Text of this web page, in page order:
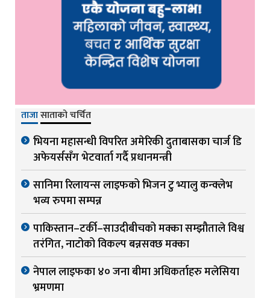
ताजासाताको चर्चित
भियना महासन्धी विपरित अमेरिकी दुताबासका चार्ज डि
अफेयर्ससँग भेटवार्ता गर्दै प्रधानमन्त्री
सानिमा रिलायन्स लाइफको भिजन टु भ्यालु कन्क्लेभ
भव्य रुपमा सम्पन्न
पाकिस्तान–टर्की–साउदीबीचको मक्का सम्झौताले विश्व
तरंगित, नाटोको विकल्प बन्नसक्छ मक्का
नेपाल लाइफका ४० जना बीमा अधिकर्ताहरु मलेसिया
भ्रमणमा